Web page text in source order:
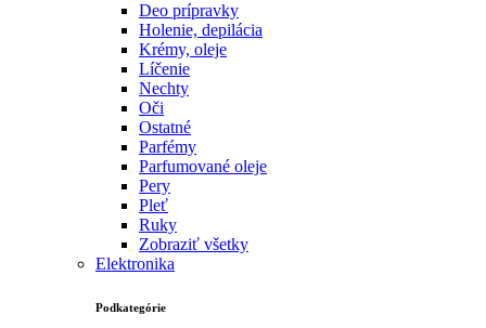
Deo prípravky
Holenie, depilácia
Krémy, oleje
Líčenie
Nechty
Oči
Ostatné
Parfémy
Parfumované oleje
Pery
Pleť
Ruky
Zobraziť všetky
Elektronika
Podkategórie